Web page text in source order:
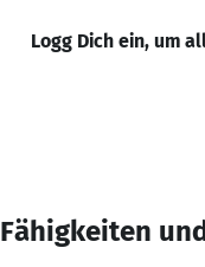
Logg Dich ein, um
Fähigkeiten